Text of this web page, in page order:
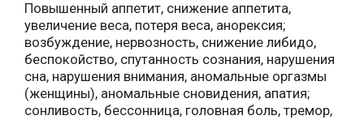
Повышенный аппетит, снижение аппетита,
увеличение веса, потеря веса, анорексия;
возбуждение, нервозность, снижение либидо,
беспокойство, спутанность сознания, нарушения
сна, нарушения внимания, аномальные оргазмы
(женщины), аномальные сновидения, апатия;
сонливость, бессонница, головная боль, тремор,